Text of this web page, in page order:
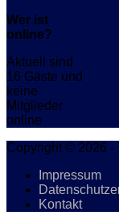
Wer ist
online?
Aktuell sind
16 Gäste und
keine
Mitglieder
online
Copyright © 2026 -
Impressum
Kontakt